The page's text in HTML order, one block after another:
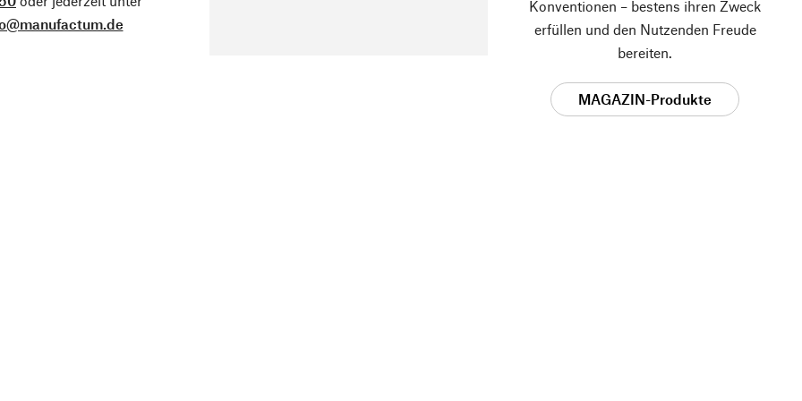
Konventionen – bestens ihren Zweck
erfüllen und den Nutzenden Freude
bereiten.
MAGAZIN-Produkte